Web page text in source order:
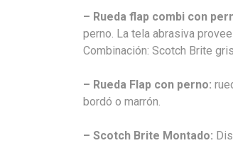
– Rueda flap combi con
perno. La tela abrasiva
Combinación: Scotch Brite
– Rueda Flap con perno:
bordó o marrón.
– Scotch Brite Montado: